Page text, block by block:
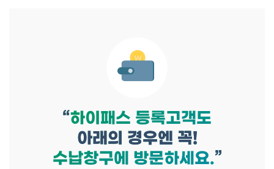
“하이패스 등록고객도
아래의 경우엔 꼭!
수납창구에 방문하세요.”